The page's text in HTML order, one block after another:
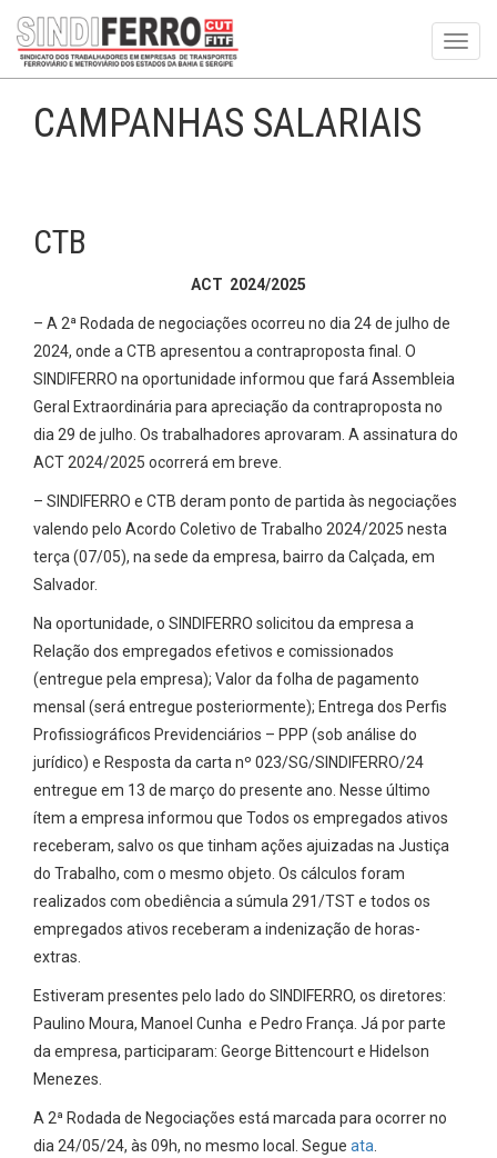
CAMPANHAS SALARIAIS
CTB
ACT 2024/2025
– A 2ª Rodada de negociações ocorreu no dia 24 de julho de
2024, onde a CTB apresentou a contraproposta final. O
SINDIFERRO na oportunidade informou que fará Assembleia
Geral Extraordinária para apreciação da contraproposta no
dia 29 de julho. Os trabalhadores aprovaram. A assinatura do
ACT 2024/2025 ocorrerá em breve.
– SINDIFERRO e CTB deram ponto de partida às negociações
valendo pelo Acordo Coletivo de Trabalho 2024/2025 nesta
terça (07/05), na sede da empresa, bairro da Calçada, em
Salvador.
Na oportunidade, o SINDIFERRO solicitou da empresa a
Relação dos empregados efetivos e comissionados
(entregue pela empresa); Valor da folha de pagamento
mensal (será entregue posteriormente); Entrega dos Perfis
Profissiográficos Previdenciários – PPP (sob análise do
jurídico) e Resposta da carta nº 023/SG/SINDIFERRO/24
entregue em 13 de março do presente ano. Nesse último
ítem a empresa informou que Todos os empregados ativos
receberam, salvo os que tinham ações ajuizadas na Justiça
do Trabalho, com o mesmo objeto. Os cálculos foram
realizados com obediência a súmula 291/TST e todos os
empregados ativos receberam a indenização de horas-
extras.
Estiveram presentes pelo lado do SINDIFERRO, os diretores:
Paulino Moura, Manoel Cunha e Pedro França. Já por parte
da empresa, participaram: George Bittencourt e Hidelson
Menezes.
A 2ª Rodada de Negociações está marcada para ocorrer no
dia 24/05/24, às 09h, no mesmo local. Segue ata